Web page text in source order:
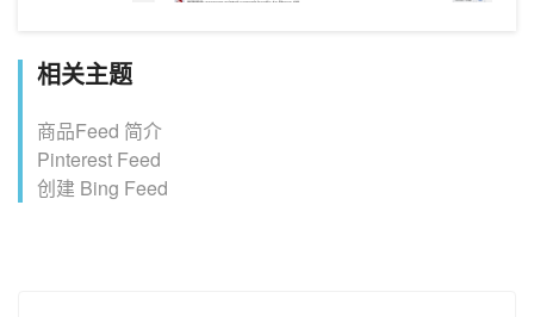
相关主题
商品Feed 简介
Pinterest Feed
创建 Bing Feed